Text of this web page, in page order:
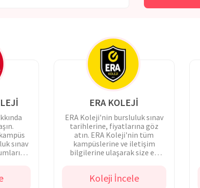
sınav
ERA KOLEJİ
ERA Koleji'nin bursluluk sınav
tarihlerine, fiyatlarına göz
atın. ERA Koleji'nin tüm
kampüslerine ve iletişim
bilgilerine ulaşarak size en
Koleji İncele